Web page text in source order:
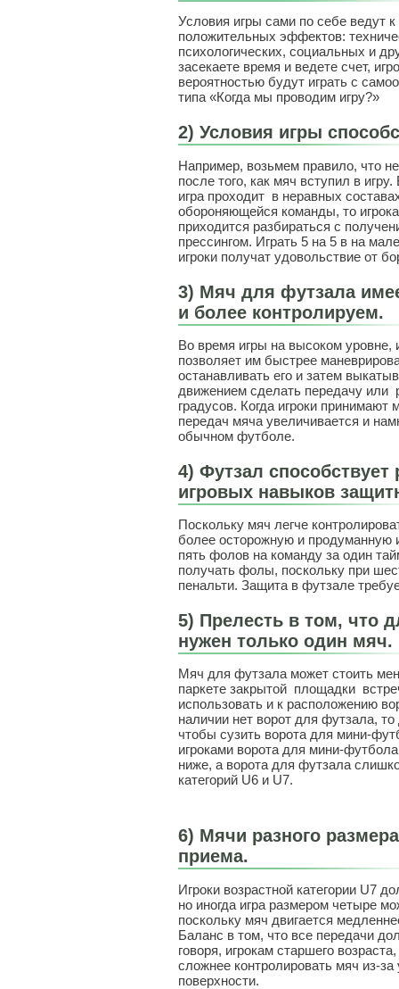
Условия игры сами по себе ведут
положительных эффектов:
психологических, социальных и
засекаете время и ведете счет,
вероятностью будут играть с
типа «Когда мы проводим игру?»
2) Условия игры
Например, возьмем правило, что
после того, как мяч вступил в
игра проходит в неравных
обороняющейся команды, то
приходится разбираться с
прессингом. Играть 5 на 5 в на
игроки получат удовольствие
3) Мяч для футзала
и более контролируем.
Во время игры на высоком уровне,
позволяет им быстрее
останавливать его и затем
движением сделать передачу или
градусов. Когда игроки
передач мяча увеличивается и
обычном футболе.
4) Футзал способствует
игровых навыков
Поскольку мяч легче
более осторожную и продуманную
пять фолов на команду за один
получать фолы, поскольку при
пенальти. Защита в футзале
5) Прелесть в том, что
нужен только один мяч.
Мяч для футзала может стоить
паркете закрытой площадки
использовать и к расположению
наличии нет ворот для футзала,
чтобы сузить ворота для мини-
игроками ворота для мини-
ниже, а ворота для футзала
категорий U6 и U7.
6) Мячи разного
приема.
Игроки возрастной категории U7
но иногда игра размером четыре
поскольку мяч двигается
Баланс в том, что все передачи
говоря, игрокам старшего
сложнее контролировать мяч из-
поверхности.